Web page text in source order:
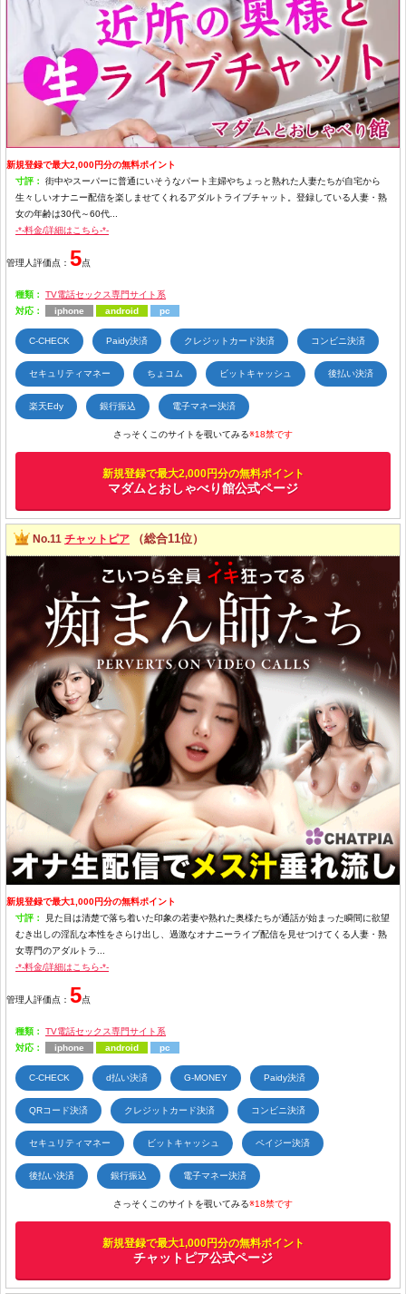
新規登録で最大2,000円分の無料ポイント
寸評：
街中やスーパーに普通にいそうなパート主婦やちょっと熟れた人妻たちが自宅から
生々しいオナニー配信を楽しませてくれるアダルトライブチャット。登録している人妻・熟
女の年齢は30代～60代...
-*-料金/詳細はこちら-*-
管理人評価点： 5点
種類：
TV電話セックス専門サイト系
対応：
iphone android pc
C-CHECK Paidy決済 クレジットカード決済 コンビニ決済
セキュリティマネー ちょコム ビットキャッシュ 後払い決済
楽天Edy 銀行振込 電子マネー決済
さっそくこのサイトを覗いてみる※18禁です
新規登録で最大2,000円分の無料ポイント
マダムとおしゃべり館公式ページ
No.11 チャットピア （総合11位）
新規登録で最大1,000円分の無料ポイント
寸評：
見た目は清楚で落ち着いた印象の若妻や熟れた奥様たちが通話が始まった瞬間に欲望
むき出しの淫乱な本性をさらけ出し、過激なオナニーライブ配信を見せつけてくる人妻・熟
女専門のアダルトラ...
-*-料金/詳細はこちら-*-
管理人評価点： 5点
種類：
TV電話セックス専門サイト系
対応：
iphone android pc
C-CHECK d払い決済 G-MONEY Paidy決済
QRコード決済 クレジットカード決済 コンビニ決済
セキュリティマネー ビットキャッシュ ペイジー決済
後払い決済 銀行振込 電子マネー決済
さっそくこのサイトを覗いてみる※18禁です
新規登録で最大1,000円分の無料ポイント
チャットピア公式ページ